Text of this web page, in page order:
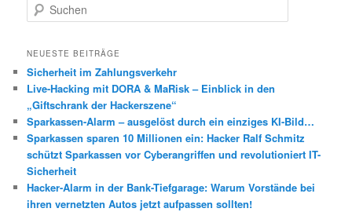
u
h
n
NEUESTE BEITRÄGE
Sicherheit im Zahlungsverkehr
Live-Hacking mit DORA & MaRisk – Einblick in den
„Giftschrank der Hackerszene“
Sparkassen-Alarm – ausgelöst durch ein einziges KI-Bild…
Sparkassen sparen 10 Millionen ein: Hacker Ralf Schmitz
schützt Sparkassen vor Cyberangriffen und revolutioniert IT-
Sicherheit
Hacker-Alarm in der Bank-Tiefgarage: Warum Vorstände bei
ihren vernetzten Autos jetzt aufpassen sollten!